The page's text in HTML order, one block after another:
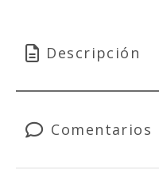
Descripción
Comentarios